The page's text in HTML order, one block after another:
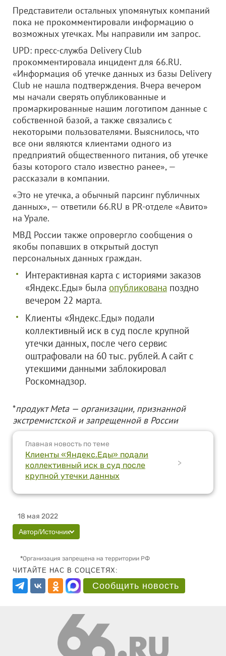
Представители остальных упомянутых компаний
пока не прокомментировали информацию о
возможных утечках. Мы направили им запрос.
UPD: пресс-служба Delivery Club
прокомментировала инцидент для 66.RU.
«Информация об утечке данных из базы Delivery
Club не нашла подтверждения. Вчера вечером
мы начали сверять опубликованные и
промаркированные нашим логотипом данные с
собственной базой, а также связались с
некоторыми пользователями. Выяснилось, что
все они являются клиентами одного из
предприятий общественного питания, об утечке
базы которого стало известно ранее», —
рассказали в компании.
«Это не утечка, а обычный парсинг публичных
данных», — ответили 66.RU в PR-отделе «Авито»
на Урале.
МВД России также опровергло сообщения о
якобы попавших в открытый доступ
персональных данных граждан.
Интерактивная карта с историями заказов
«Яндекс.Еды» была опубликована поздно
вечером 22 марта.
Клиенты «Яндекс.Еды» подали
коллективный иск в суд после крупной
утечки данных, после чего сервис
оштрафовали на 60 тыс. рублей. А сайт с
утекшими данными заблокировал
Роскомнадзор.
*продукт Meta — организации, признанной
экстремистской и запрещенной в России
Главная новость по теме
Клиенты «Яндекс.Еды» подали
коллективный иск в суд после
крупной утечки данных
>
18 мая 2022
Автор/Источник
*Организация запрещена на территории РФ
ЧИТАЙТЕ НАС В СОЦСЕТЯХ:
Сообщить новость